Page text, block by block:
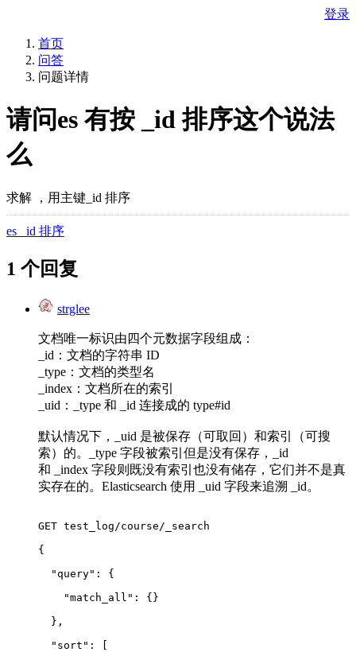
登录
首页
问答
问题详情
请问es 有按 _id 排序这个说法
么
求解 ，用主键_id 排序
es _id 排序
1 个回复
strglee
文档唯一标识由四个元数据字段组成：
_id：文档的字符串 ID
_type：文档的类型名
_index：文档所在的索引
_uid：_type 和 _id 连接成的 type#id
默认情况下，_uid 是被保存（可取回）和索引（可搜
索）的。_type 字段被索引但是没有保存，_id
和 _index 字段则既没有索引也没有储存，它们并不是真
实存在的。Elasticsearch 使用 _uid 字段来追溯 _id。
GET test_log/course/_search
{
  "query": {
    "match_all": {}
  },
  "sort":
[